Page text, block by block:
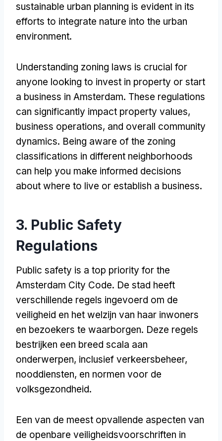
sustainable urban planning is evident in its
efforts to integrate nature into the urban
environment.
Understanding zoning laws is crucial for
anyone looking to invest in property or start
a business in Amsterdam. These regulations
can significantly impact property values,
business operations, and overall community
dynamics. Being aware of the zoning
classifications in different neighborhoods
can help you make informed decisions
about where to live or establish a business.
3. Public Safety
Regulations
Public safety is a top priority for the
Amsterdam City Code. De stad heeft
verschillende regels ingevoerd om de
veiligheid en het welzijn van haar inwoners
en bezoekers te waarborgen. Deze regels
bestrijken een breed scala aan
onderwerpen, inclusief verkeersbeheer,
nooddiensten, en normen voor de
volksgezondheid.
Een van de meest opvallende aspecten van
de openbare veiligheidsvoorschriften in